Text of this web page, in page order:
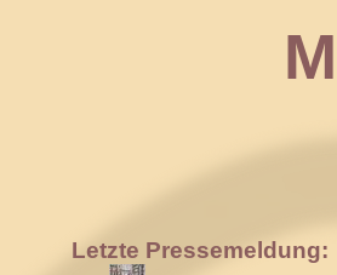
Letzte Pressemeldung: